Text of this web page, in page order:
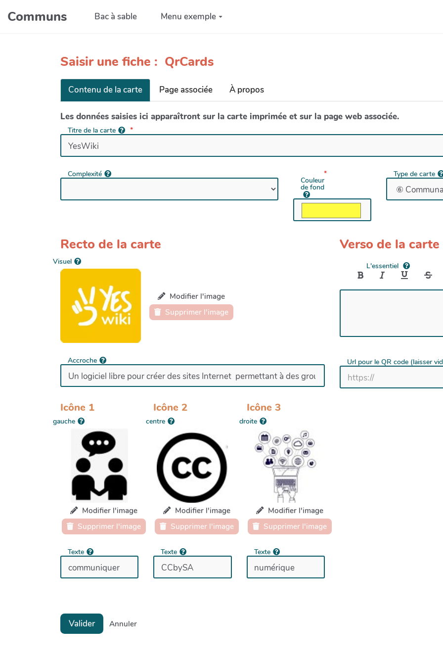
Aller au contenu principal
Communs Bac à sable Menu exemple
Saisir une fiche : QrCards
Contenu de la carte Page associée À propos
Les données saisies ici apparaîtront sur la carte imprimée et sur la page web associée.
Titre de la carte
Complexité
Couleur
de fond
Type de carte
Recto de la carte
Visuel
Modifier l'image
Supprimer l'image
Accroche
Icône 1
gauche
Modifier l'image
Supprimer l'image
Texte
Icône 2
centre
Modifier l'image
Supprimer l'image
Texte
Icône 3
droite
Modifier l'image
Supprimer l'image
Texte
Verso de la carte
L'essentiel
Url pour le QR code (laisser
Valider
Annuler